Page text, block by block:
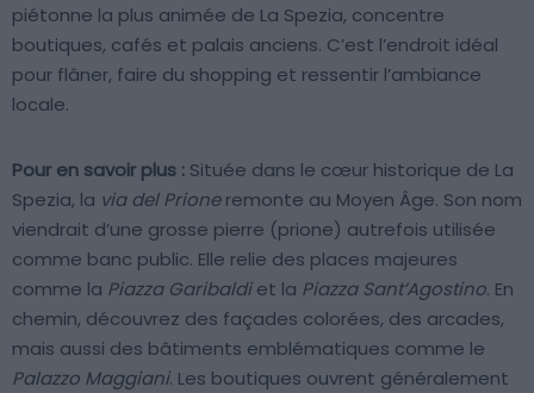
piétonne la plus animée de La Spezia, concentre
boutiques, cafés et palais anciens. C’est l’endroit idéal
pour flâner, faire du shopping et ressentir l’ambiance
locale.
Pour en savoir plus : Située dans le cœur historique de La
Spezia, la via del Prioneremonte au Moyen Âge. Son nom
viendrait d’une grosse pierre (prione) autrefois utilisée
comme banc public. Elle relie des places majeures
comme la Piazza Garibaldiet la Piazza Sant’Agostino. En
chemin, découvrez des façades colorées, des arcades,
mais aussi des bâtiments emblématiques comme le
Palazzo Maggiani. Les boutiques ouvrent généralement